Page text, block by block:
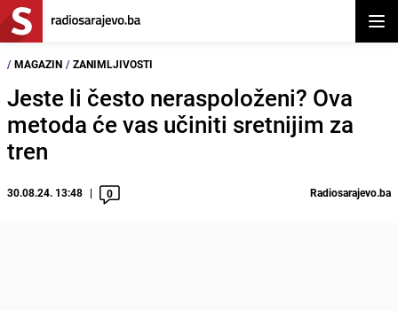
/ MAGAZIN / ZANIMLJIVOSTI
Jeste li često neraspoloženi? Ova
metoda će vas učiniti sretnijim za
tren
30.08.24. 13:48 0 Radiosarajevo.ba